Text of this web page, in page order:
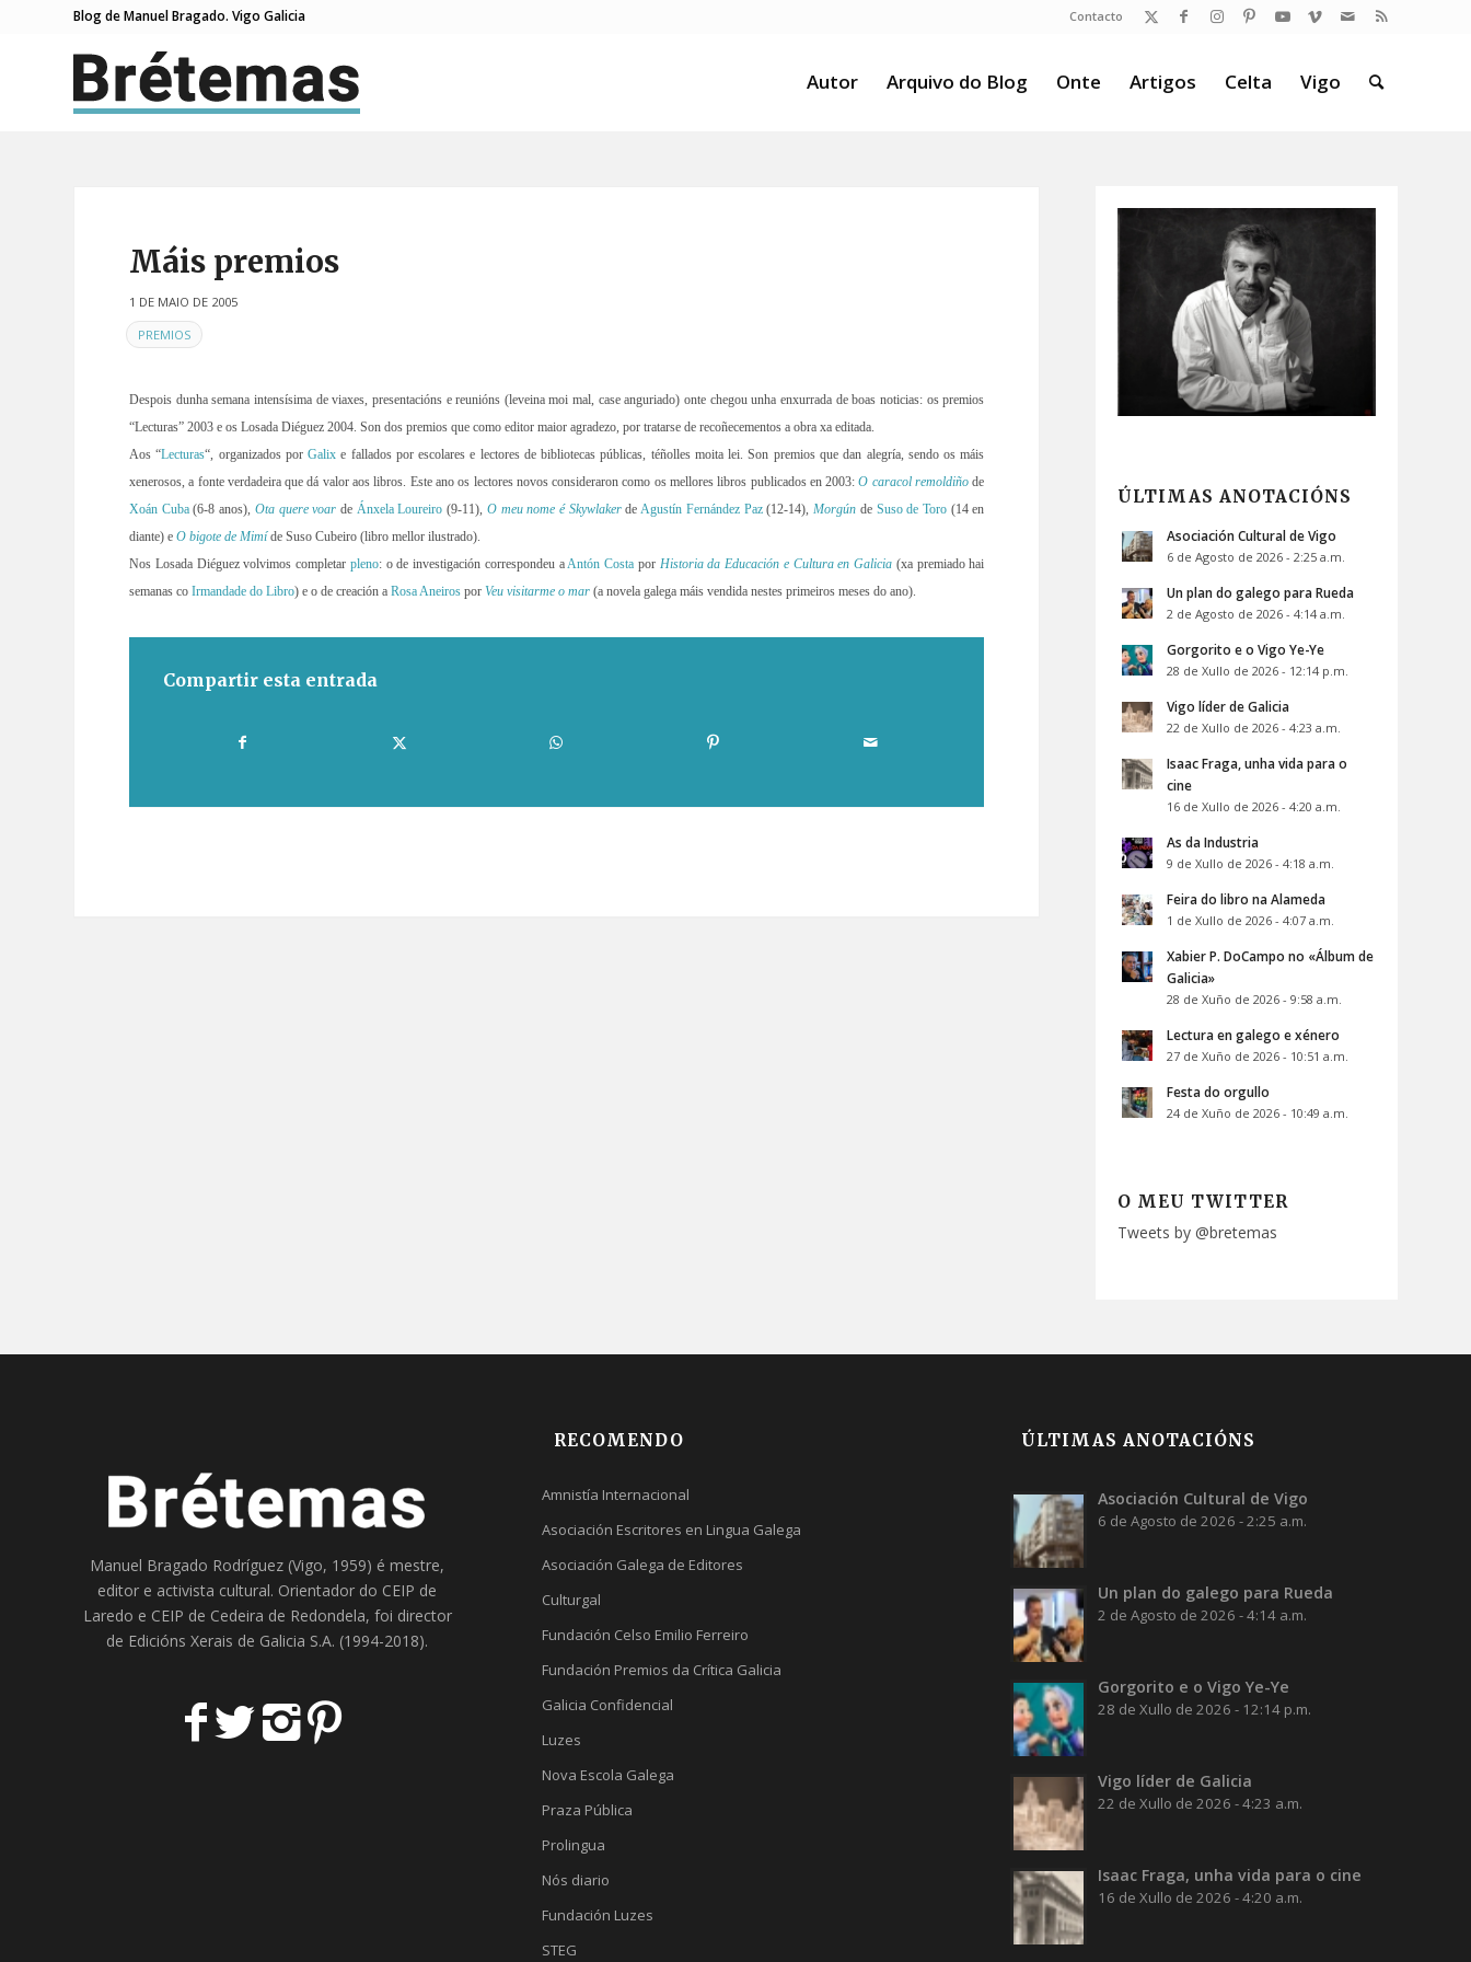
Contacto
Blog de Manuel Bragado. Vigo Galicia
Autor Arquivo do Blog Onte Artigos Celta Vigo
Máis premios
1 DE MAIO DE 2005
EN
PREMIOS
Despois dunha semana intensísima de viaxes, presentacións e reunións (leveina moi mal, case anguriado) onte chegou unha enxurrada de boas noticias: os premios
“Lecturas” 2003 e os Losada Diéguez 2004. Son dos premios que como editor maior agradezo, por tratarse de recoñecementos a obra xa editada.
Aos “Lecturas“, organizados porGalix e fallados por escolares e lectores de bibliotecas públicas, téñolles moita lei. Son premios que dan alegría, sendo os máis
xenerosos, a fonte verdadeira que dá valor aos libros. Este ano os lectores novos consideraron como os mellores libros publicados en 2003:O caracol remoldiño de
Xoán Cuba(6-8 anos), Ota quere voar de Ánxela Loureiro (9-11), O meu nome é Skywlakerde Agustín Fernández Paz(12-14), Morgún de Suso de Toro(14 en
diante) e O bigote de Mimí de Suso Cubeiro (libro mellor ilustrado).
Nos Losada Diéguez volvimos completar pleno: o de investigación correspondeu a Antón Costa por Historia da Educación e Cultura en Galicia (xa premiado hai
semanas co Irmandade do Libro) e o de creación a Rosa Aneiros por Veu visitarme o mar (a novela galega máis vendida nestes primeiros meses do ano).
Compartir esta entrada
ÚLTIMAS ANOTACIÓNS
Asociación Cultural de Vigo
6 de Agosto de 2026 - 2:25 a.m.
Un plan do galego para Rueda
2 de Agosto de 2026 - 4:14 a.m.
Gorgorito e o Vigo Ye-Ye
28 de Xullo de 2026 - 12:14 p.m.
Vigo líder de Galicia
22 de Xullo de 2026 - 4:23 a.m.
Isaac Fraga, unha vida para o
cine
16 de Xullo de 2026 - 4:20 a.m.
As da Industria
9 de Xullo de 2026 - 4:18 a.m.
Feira do libro na Alameda
1 de Xullo de 2026 - 4:07 a.m.
Xabier P. DoCampo no «Álbum de
Galicia»
28 de Xuño de 2026 - 9:58 a.m.
Lectura en galego e xénero
27 de Xuño de 2026 - 10:51 a.m.
Festa do orgullo
24 de Xuño de 2026 - 10:49 a.m.
O MEU TWITTER
Tweets by @bretemas
Manuel Bragado Rodríguez (Vigo, 1959) é mestre,
editor e activista cultural. Orientador do CEIP de
Laredo e CEIP de Cedeira de Redondela, foi director
de Edicións Xerais de Galicia S.A. (1994-2018).
RECOMENDO
Amnistía Internacional
Asociación Escritores en Lingua Galega
Asociación Galega de Editores
Culturgal
Fundación Celso Emilio Ferreiro
Fundación Premios da Crítica Galicia
Galicia Confidencial
Luzes
Nova Escola Galega
Praza Pública
Prolingua
Nós diario
Fundación Luzes
STEG
ÚLTIMAS ANOTACIÓNS
Asociación Cultural de Vigo
6 de Agosto de 2026 - 2:25 a.m.
Un plan do galego para Rueda
2 de Agosto de 2026 - 4:14 a.m.
Gorgorito e o Vigo Ye-Ye
28 de Xullo de 2026 - 12:14 p.m.
Vigo líder de Galicia
22 de Xullo de 2026 - 4:23 a.m.
Isaac Fraga, unha vida para o cine
16 de Xullo de 2026 - 4:20 a.m.